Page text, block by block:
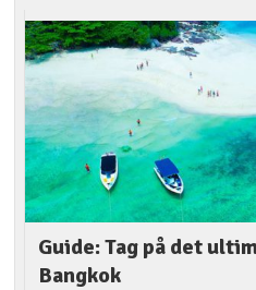
Guide: Tag på det
Bangkok